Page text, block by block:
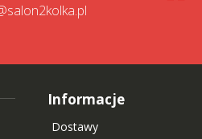
Informacje
Dostawy